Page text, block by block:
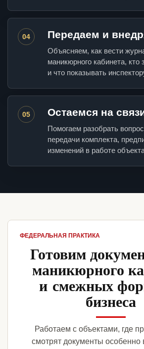
04 Передаем и
Объясняем, как вести
маникюрного кабинета, кто
и что показывать
05 Остаемся на
Помогаем разобрать
передачи комплекта,
изменений в работе
ФЕДЕРАЛЬНАЯ ПРАКТИКА
Готовим
маникюрного
и смежных
бизнеса
Работаем с объектами, где
смотрят документы особенно